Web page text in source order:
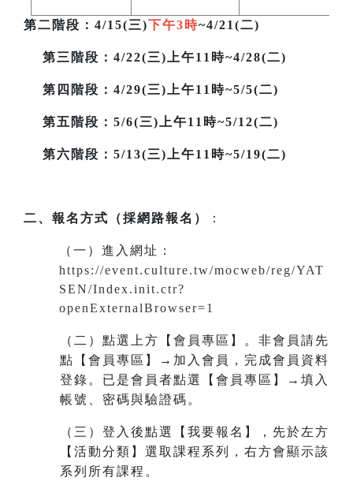
第二階段 ：4/15(三)下午3時~4/21(二)
第三階段 ：4/22(三)上午11時~4/28(二)
第四階段：4/29(三)上午11時~5/5(二)
第五階段：5/6(三)上午11時~5/12(二)
第六階段：5/13(三)上午11時~5/19(二)
二、報名方式（採網路報名） ：
（一）進入網址 ：
https://event.culture.tw/mocweb/reg/YAT
SEN/Index.init.ctr?
openExternalBrowser=1
（二）點選上方【會員專區】。非會員請先
點【會員專區】→加入會員，完成會員資料
登錄。已是會員者點選【會員專區】→填入
帳號、密碼與驗證碼。
（三）登入後點選【我要報名】，先於左方
【活動分類】選取課程系列，右方會顯示該
系列所有課程。